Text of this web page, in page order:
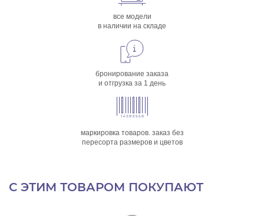
все модели
в наличии на складе
бронирование заказа
и отгрузка за 1 день
маркировка товаров. заказ без
пересорта размеров и цветов
С ЭТИМ ТОВАРОМ ПОКУПАЮТ